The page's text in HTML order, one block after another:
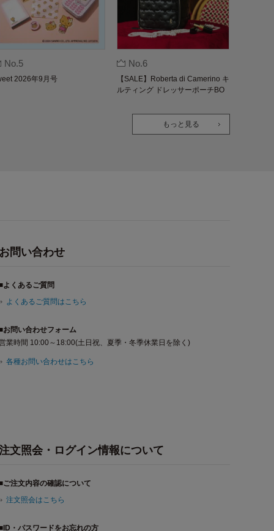
No.5
2026年9月号
No.6
【SALE】Roberta di Camerino キ
ルティング ドレッサーポーチBO
もっと見る
お問い合わせ
よくあるご質問
よくあるご質問はこちら
お問い合わせフォーム
業時間 10:00～18:00(土日祝、夏季・冬季休業日を除く)
各種お問い合わせはこちら
文照会・ログイン情報について
ご注文内容の確認について
注文照会はこちら
・パスワードをお忘れの方